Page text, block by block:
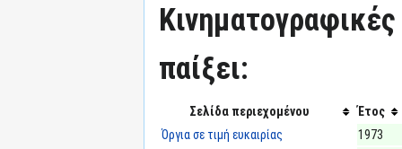
Κινηματογραφικές
παίξει:
Σελίδα περιεχομένου
Έτος
Όργια σε τιμή ευκαιρίας
1973